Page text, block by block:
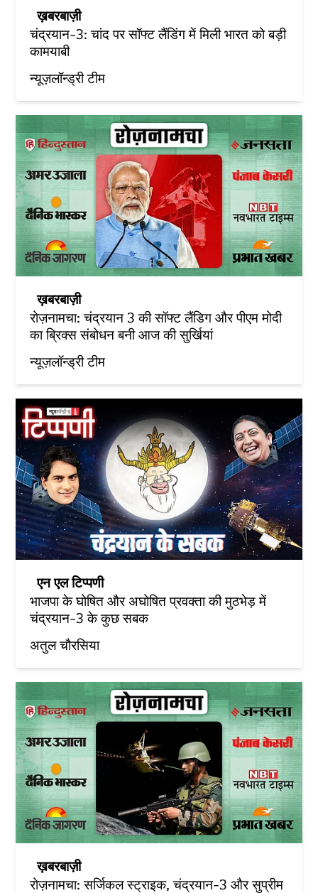
ख़बरबाज़ी
चंद्रयान-3: चांद पर सॉफ्ट लैंडिंग में मिली भारत को बड़ी
कामयाबी
न्यूज़लॉन्ड्री टीम
ख़बरबाज़ी
रोज़नामचा: चंद्रयान 3 की सॉफ्ट लैंडिग और पीएम मोदी
का ब्रिक्स संबोधन बनी आज की सुर्खियां
न्यूज़लॉन्ड्री टीम
एन एल टिप्पणी
भाजपा के घोषित और अघोषित प्रवक्ता की मुठभेड़ में
चंद्रयान-3 के कुछ सबक
अतुल चौरसिया
ख़बरबाज़ी
रोज़नामचा: सर्जिकल स्ट्राइक, चंद्रयान-3 और सुप्रीम